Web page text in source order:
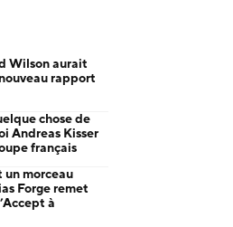
Wilson aurait
rapport
chose de
Andreas Kisser
français
un morceau
Forge remet
à